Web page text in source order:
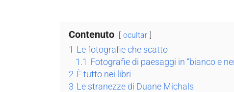
Contenuto ocultar
1 Le fotografie che scatto
1.1 Fotografie di paesaggi in “bianco e
2 È tutto nei libri
3 Le stranezze di Duane Michals